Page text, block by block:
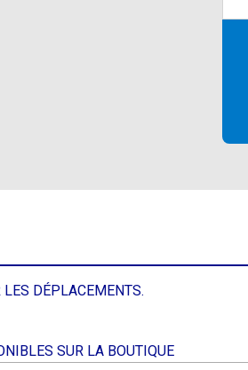
DÉPLACEMENTS.
SUR LA BOUTIQUE